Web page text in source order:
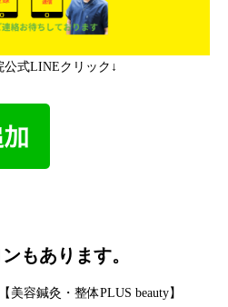
公式LINEクリック↓
もあります。
美容鍼灸・整体PLUS beauty】